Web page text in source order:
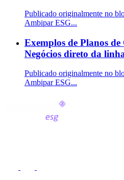
Publicado originalmente no
Ambipar ESG...
Exemplos de Planos
Negócios direto da
Publicado originalmente no
Ambipar ESG...